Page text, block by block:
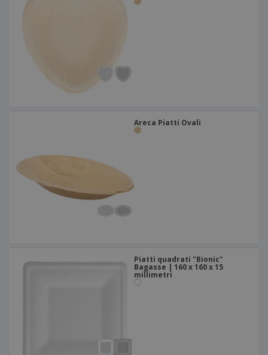
Areca Piatti Ovali
Piatti quadrati "Bionic"
Bagasse | 160 x 160 x 15
millimetri